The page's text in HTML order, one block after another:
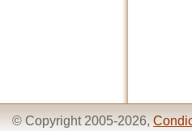
© Copyright 2005-2026,